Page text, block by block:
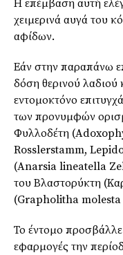
Η επέμβαση αυτή
χειμερινά αυγά του
αφίδων.
Εάν στην παραπάνω
δόση θερινού λαδιού
εντομοκτόνο
των προνυμφών
Φυλλοδέτη
Rosslerstamm,
(Anarsia lineatella
του Βλαστορύκτη
(Grapholitha
Το έντομο
εφαρμογές την